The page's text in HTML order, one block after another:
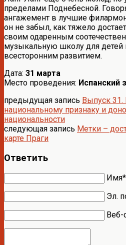
пределами Поднебесной.
ангажемент в лучшие
он не забыл, как тяжело
своим одаренным
музыкальную школу для детей
всесторонним развитием.
Дата: 31 марта
Место проведения: Испанский
предыдущая запись Выпуск
национальному признаку и
национальности
следующая запись Метки –
карте Праги
Ответить
Имя*
Эл.
Веб-